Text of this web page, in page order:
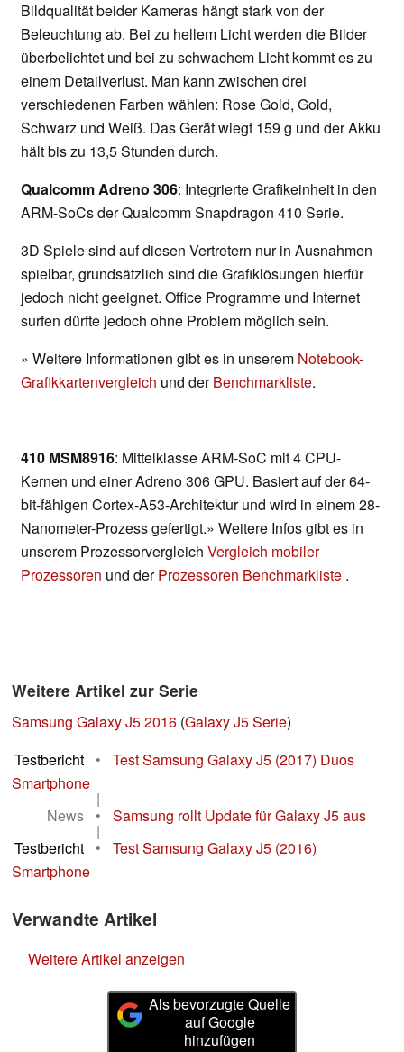
Bildqualität beider Kameras hängt stark von der
Beleuchtung ab. Bei zu hellem Licht werden die Bilder
überbelichtet und bei zu schwachem Licht kommt es zu
einem Detailverlust. Man kann zwischen drei
verschiedenen Farben wählen: Rose Gold, Gold,
Schwarz und Weiß. Das Gerät wiegt 159 g und der Akku
hält bis zu 13,5 Stunden durch.
Qualcomm Adreno 306: Integrierte Grafikeinheit in den
ARM-SoCs der Qualcomm Snapdragon 410 Serie.
3D Spiele sind auf diesen Vertretern nur in Ausnahmen
spielbar, grundsätzlich sind die Grafiklösungen hierfür
jedoch nicht geeignet. Office Programme und Internet
surfen dürfte jedoch ohne Problem möglich sein.
» Weitere Informationen gibt es in unserem Notebook-
Grafikkartenvergleich und derBenchmarkliste.
410 MSM8916: Mittelklasse ARM-SoC mit 4 CPU-
Kernen und einer Adreno 306 GPU. Basiert auf der 64-
bit-fähigen Cortex-A53-Architektur und wird in einem 28-
Nanometer-Prozess gefertigt.» Weitere Infos gibt es in
unserem Prozessorvergleich Vergleich mobiler
Prozessoren und derProzessoren Benchmarkliste .
Weitere Artikel zur Serie
Samsung Galaxy J5 2016 (Galaxy J5 Serie)
Testbericht
•
Test Samsung Galaxy J5 (2017) Duos
Smartphone
|
News
• Samsung rollt Update für Galaxy J5 aus
|
Testbericht
•
Test Samsung Galaxy J5 (2016)
Smartphone
Verwandte Artikel
Weitere Artikel anzeigen
Als bevorzugte Quelle
auf Google
hinzufügen